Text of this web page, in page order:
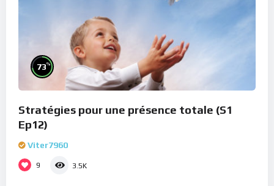
73%
Stratégies pour une présence totale (S1
Ep12)
Viter7960
9 3.5K